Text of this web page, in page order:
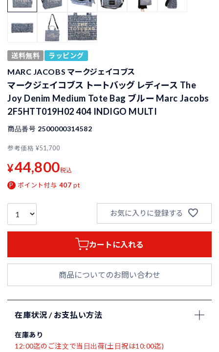
送料無料 ラッピング
MARC JACOBS マークジェイコブス
マークジェイコブス トートバッグ レディース The
Joy Denim Medium Tote Bag ブルー Marc Jacobs
2F5HTT019H02 404 INDIGO MULTI
商品番号 2500000314582
参考価格 ¥51,700
¥44,800税込
ポイント付与 407 pt
お気に入りに登録する
カートに入れる
商品についてのお問い合わせ
在庫状況 / お支払い方法
在庫あり
12:00迄のご注文で当日出荷(土日祝は10:00迄)